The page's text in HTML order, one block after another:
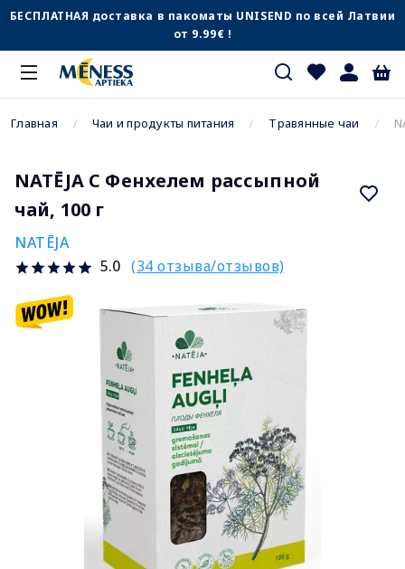
БЕСПЛАТНАЯ доставка в пакоматы UNISEND по всей Латвии
от 9.99€ !
Главная Чаи и продукты питания Травянные чаи
NATĒJA С Фенхелем рассыпной
чай, 100 г
NATĒJA
5.0 (34 отзыва/отзывов)